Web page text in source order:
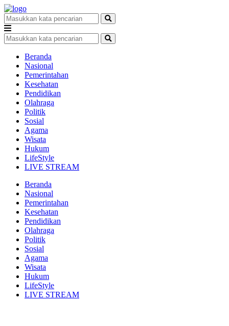
Beranda
Nasional
Pemerintahan
Kesehatan
Pendidikan
Olahraga
Politik
Sosial
Agama
Wisata
Hukum
LifeStyle
LIVE STREAM
Beranda
Nasional
Pemerintahan
Kesehatan
Pendidikan
Olahraga
Politik
Sosial
Agama
Wisata
Hukum
LifeStyle
LIVE STREAM